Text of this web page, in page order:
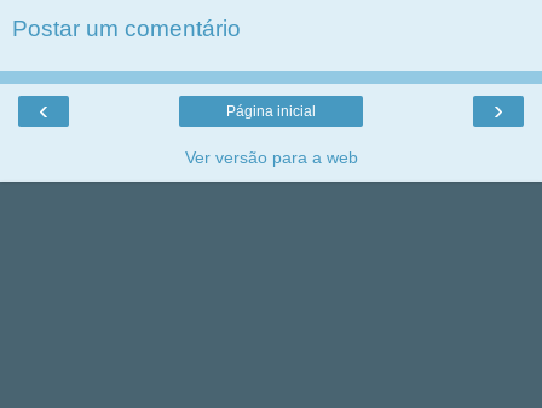
Postar um comentário
‹ ›
Página inicial
Ver versão para a web